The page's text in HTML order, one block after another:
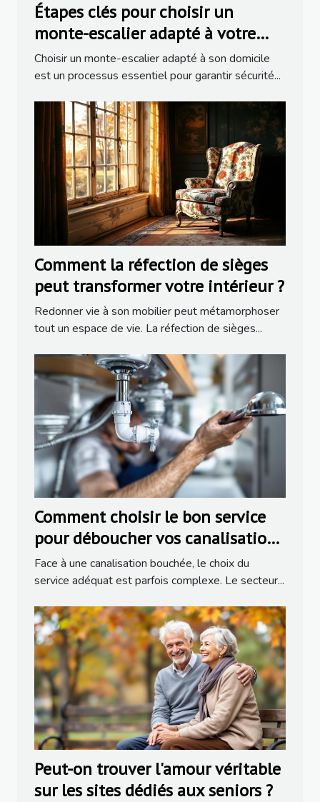
Étapes clés pour choisir un
monte-escalier adapté à votre
domicile
Choisir un monte-escalier adapté à son domicile
est un processus essentiel pour garantir sécurité...
Comment la réfection de sièges
peut transformer votre intérieur ?
Redonner vie à son mobilier peut métamorphoser
tout un espace de vie. La réfection de sièges...
Comment choisir le bon service
pour déboucher vos canalisations
?
Face à une canalisation bouchée, le choix du
service adéquat est parfois complexe. Le secteur...
Peut-on trouver l'amour véritable
sur les sites dédiés aux seniors ?